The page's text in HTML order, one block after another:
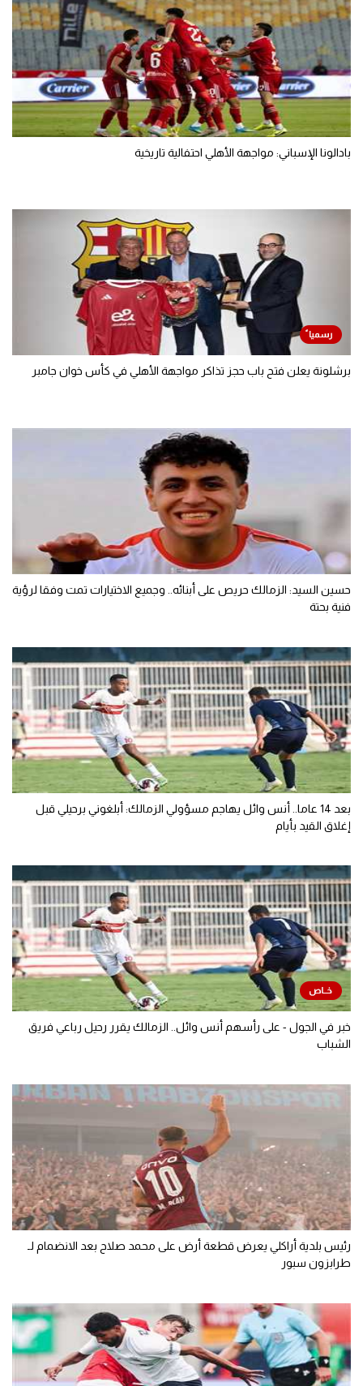
بادالونا الإسباني: مواجهة الأهلي احتفالية تاريخية
برشلونة يعلن فتح باب حجز تذاكر مواجهة الأهلي في كأس خوان جامبر
حسين السيد: الزمالك حريص على أبنائه.. وجميع الاختيارات تمت وفقا لرؤية
فنية بحتة
بعد 14 عاما.. أنس وائل يهاجم مسؤولي الزمالك: أبلغوني برحيلي قبل
إغلاق القيد بأيام
خبر في الجول - على رأسهم أنس وائل.. الزمالك يقرر رحيل رباعي فريق
الشباب
رئيس بلدية أراكلي يعرض قطعة أرض على محمد صلاح بعد الانضمام لـ
طرابزون سبور